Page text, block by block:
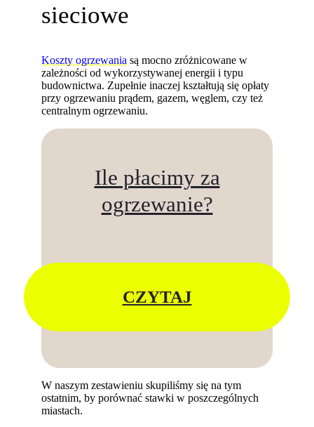
sieciowe
Koszty ogrzewania są mocno zróżnicowane w
zależności od wykorzystywanej energii i typu
budownictwa. Zupełnie inaczej kształtują się opłaty
przy ogrzewaniu prądem, gazem, węglem, czy też
centralnym ogrzewaniu.
Ile płacimy za
ogrzewanie?
CZYTAJ
W naszym zestawieniu skupiliśmy się na tym
ostatnim, by porównać stawki w poszczególnych
miastach.